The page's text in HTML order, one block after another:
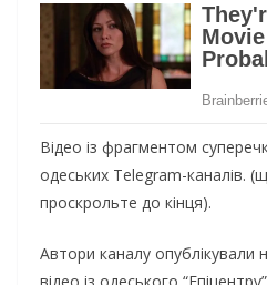
Відео із фрагментом
одеських Telegram-каналів.
проскрольте до кінця).
Автори каналу опублікували